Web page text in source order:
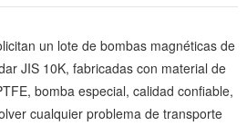
un lote de bombas magnéticas de
JIS 10K, fabricadas con material de
bomba especial, calidad confiable,
cualquier problema de transporte